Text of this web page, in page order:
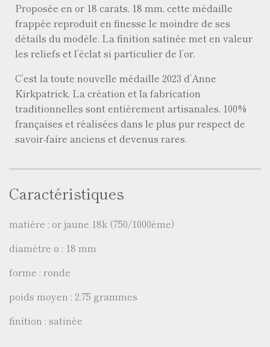
Proposée en or 18 carats, 18 mm, cette médaille
frappée reproduit en finesse le moindre de ses
détails du modèle. La finition satinée met en valeur
les reliefs et l’éclat si particulier de l’or.
C’est la toute nouvelle médaille 2023 d’Anne
Kirkpatrick. La création et la fabrication
traditionnelles sont entièrement artisanales, 100%
françaises et réalisées dans le plus pur respect de
savoir-faire anciens et devenus rares.
Caractéristiques
matière : or jaune 18k (750/1000ème)
diamètre ø : 18 mm
forme : ronde
poids moyen : 2.75 grammes
finition : satinée